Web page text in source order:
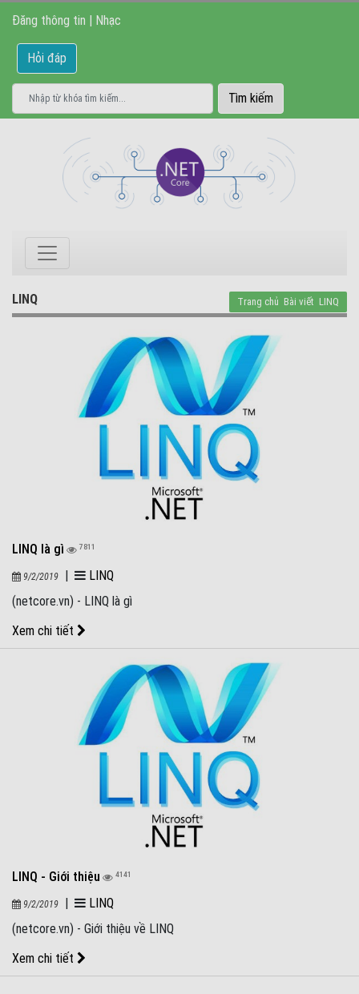
Đăng thông tin | Nhạc
Hỏi đáp
LINQ Trang chủ Bài viết LINQ
LINQ là gì 7811
9/2/2019 |
LINQ
(netcore.vn) - LINQ là gì
Xem chi tiết
LINQ - Giới thiệu 4141
9/2/2019 |
LINQ
(netcore.vn) - Giới thiệu về LINQ
Xem chi tiết